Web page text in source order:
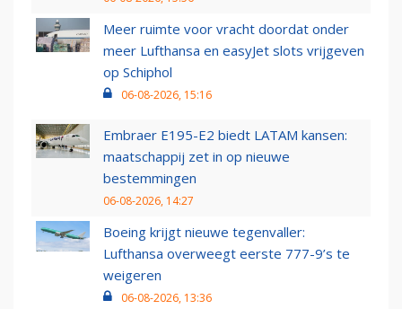
Meer ruimte voor vracht doordat onder
meer Lufthansa en easyJet slots vrijgeven
op Schiphol
06-08-2026, 15:16
Embraer E195-E2 biedt LATAM kansen:
maatschappij zet in op nieuwe
bestemmingen
06-08-2026, 14:27
Boeing krijgt nieuwe tegenvaller:
Lufthansa overweegt eerste 777-9’s te
weigeren
06-08-2026, 13:36